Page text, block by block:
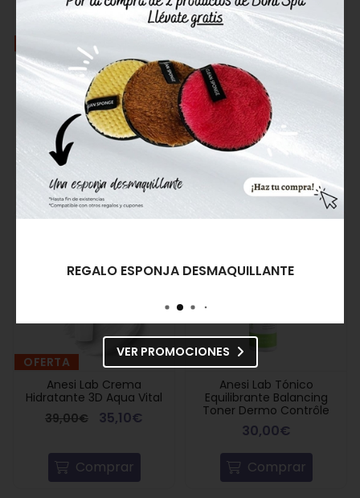
Anesi Lab Sérum Antiedad
Man Secret
74,50€
67,05€
OFERTA
Anesi Lab Crema
Hidratante 3D Ultra
Hydrating Piel Seca Aqua
Vital
42,50€
38,25€
Comprar
OFERTA
Anesi Lab Crema
Hidratante 3D Aqua Vital
39,00€
35,10€
Comprar
Anesi Lab Tónico
Equilibrante Balancing
Toner Dermo Contrôle
30,00€
Comprar
REGALO ESPONJA DESMAQUILLANTE
VER PROMOCIONES